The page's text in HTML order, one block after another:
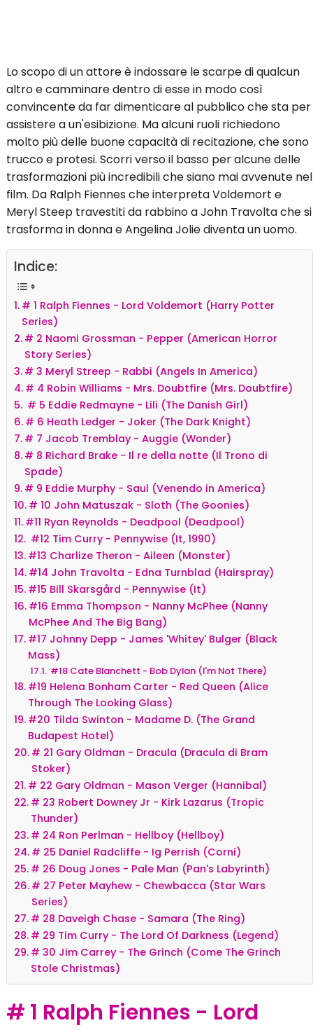
Lo scopo di un attore è indossare le scarpe di qualcun
altro e camminare dentro di esse in modo così
convincente da far dimenticare al pubblico che sta per
assistere a un'esibizione. Ma alcuni ruoli richiedono
molto più delle buone capacità di recitazione, che sono
trucco e protesi. Scorri verso il basso per alcune delle
trasformazioni più incredibili che siano mai avvenute nel
film. Da Ralph Fiennes che interpreta Voldemort e
Meryl Steep travestiti da rabbino a John Travolta che si
trasforma in donna e Angelina Jolie diventa un uomo.
Indice:
# 1 Ralph Fiennes - Lord Voldemort (Harry Potter
Series)
# 2 Naomi Grossman - Pepper (American Horror
Story Series)
# 3 Meryl Streep - Rabbi (Angels In America)
# 4 Robin Williams - Mrs. Doubtfire (Mrs. Doubtfire)
# 5 Eddie Redmayne - Lili (The Danish Girl)
# 6 Heath Ledger - Joker (The Dark Knight)
# 7 Jacob Tremblay - Auggie (Wonder)
# 8 Richard Brake - Il re della notte (Il Trono di
Spade)
# 9 Eddie Murphy - Saul (Venendo in America)
# 10 John Matuszak - Sloth (The Goonies)
#11 Ryan Reynolds - Deadpool (Deadpool)
#12 Tim Curry - Pennywise (It, 1990)
#13 Charlize Theron - Aileen (Monster)
#14 John Travolta - Edna Turnblad (Hairspray)
#15 Bill Skarsgård - Pennywise (It)
#16 Emma Thompson - Nanny McPhee (Nanny
McPhee And The Big Bang)
#17 Johnny Depp - James 'Whitey' Bulger (Black
Mass)
#18 Cate Blanchett - Bob Dylan (I'm Not There)
#19 Helena Bonham Carter - Red Queen (Alice
Through The Looking Glass)
#20 Tilda Swinton - Madame D. (The Grand
Budapest Hotel)
# 21 Gary Oldman - Dracula (Dracula di Bram
Stoker)
# 22 Gary Oldman - Mason Verger (Hannibal)
# 23 Robert Downey Jr - Kirk Lazarus (Tropic
Thunder)
# 24 Ron Perlman - Hellboy (Hellboy)
# 25 Daniel Radcliffe - Ig Perrish (Corni)
# 26 Doug Jones - Pale Man (Pan's Labyrinth)
# 27 Peter Mayhew - Chewbacca (Star Wars
Series)
# 28 Daveigh Chase - Samara (The Ring)
# 29 Tim Curry - The Lord Of Darkness (Legend)
# 30 Jim Carrey - The Grinch (Come The Grinch
Stole Christmas)
# 1 Ralph Fiennes - Lord